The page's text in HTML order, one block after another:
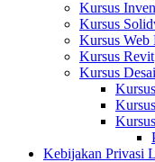
Kursus
Kursus
Kursus Web
Kursus Revit
Kursus
Kebijakan Privasi